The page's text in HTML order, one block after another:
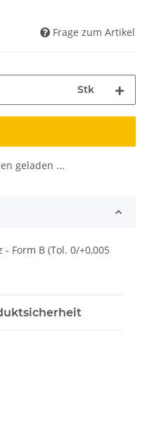
Frage zum Artikel
Stk
geladen ...
Form B (Tol. 0/+0,005